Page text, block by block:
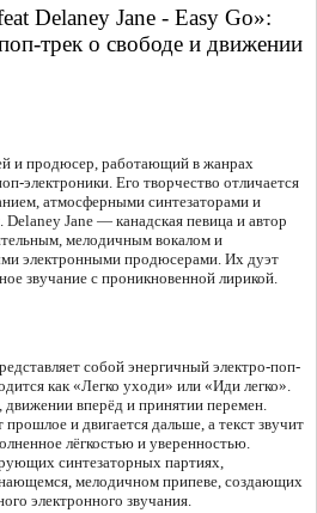
Delaney Jane - Easy Go»:
трек о свободе и движении
и продюсер, работающий в жанрах
электроники. Его творчество отличается
атмосферными синтезаторами и
Jane — канадская певица и автор
мелодичным вокалом и
электронными продюсерами. Их дуэт
звучание с проникновенной лирикой.
собой энергичный электро-поп-
как «Легко уходи» или «Иди легко».
движении вперёд и принятии перемен.
и двигается дальше, а текст звучит
лёгкостью и уверенностью.
синтезаторных партиях,
мелодичном припеве, создающих
электронного звучания.